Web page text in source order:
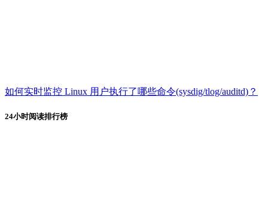
如何实时监控 Linux 用户执行了哪些命令(sysdig/tlog/auditd)？
24小时阅读排行榜